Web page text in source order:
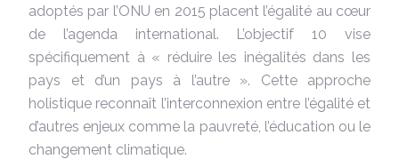
adoptés par l’ONU en 2015 placent l’égalité au cœur
de l’agenda international. L’objectif 10 vise
spécifiquement à « réduire les inégalités dans les
pays et d’un pays à l’autre ». Cette approche
holistique reconnaît l’interconnexion entre l’égalité et
d’autres enjeux comme la pauvreté, l’éducation ou le
changement climatique.